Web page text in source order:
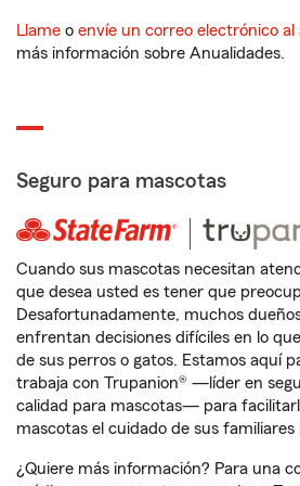
Llame o envíe un correo electrónico al
más información sobre Anualidades.
Seguro para mascotas
Cuando sus mascotas necesitan
que desea usted es tener que
Desafortunadamente, muchos
enfrentan decisiones difíciles en lo
de sus perros o gatos. Estamos aquí
trabaja con Trupanion® —líder en
calidad para mascotas— para
mascotas el cuidado de sus familiares
¿Quiere más información? Para una